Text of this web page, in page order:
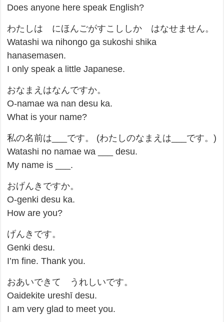
Does anyone here speak English?
わたしは にほんごがすこししか はなせません。
Watashi wa nihongo ga sukoshi shika
hanasemasen.
I only speak a little Japanese.
おなまえはなんですか。
O-namae wa nan desu ka.
What is your name?
私の名前は___です。 (わたしのなまえは___です。)
Watashi no namae wa ___ desu.
My name is ___.
おげんきですか。
O-genki desu ka.
How are you?
げんきです。
Genki desu.
I’m fine. Thank you.
おあいできて うれしいです。
Oaidekite ureshī desu.
I am very glad to meet you.